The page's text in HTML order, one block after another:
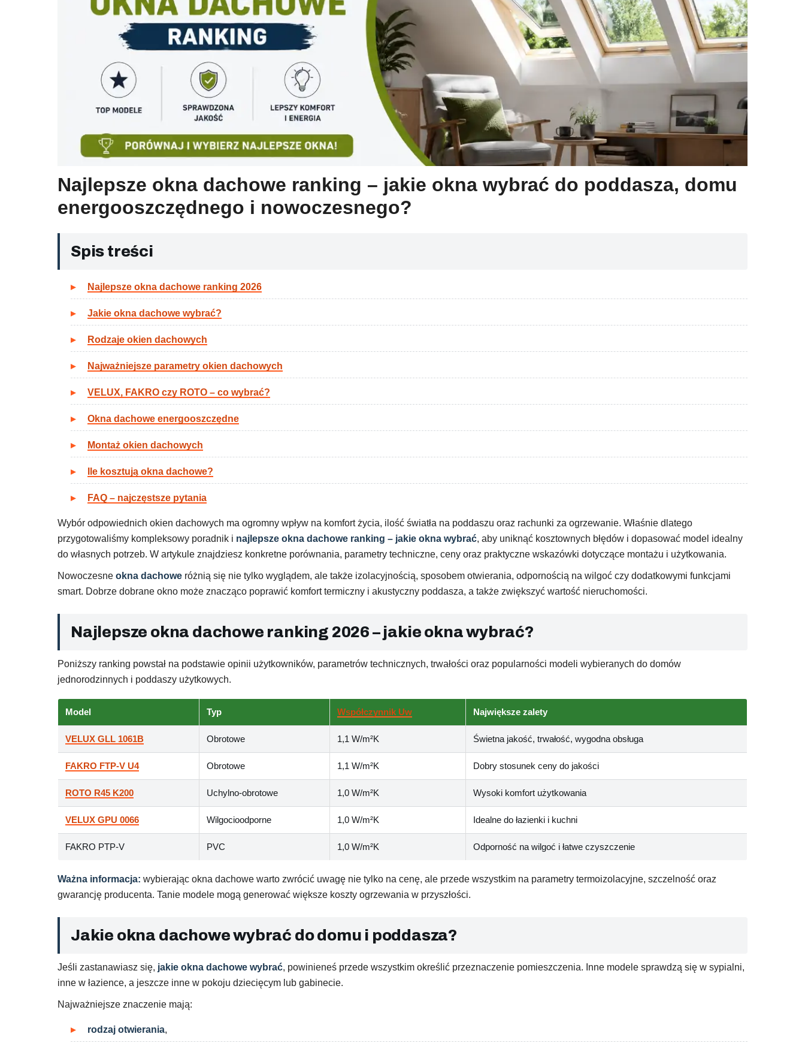
Najlepsze okna dachowe ranking – jakie okna wybrać do poddasza, domu
energooszczędnego i nowoczesnego?
Spis treści
Najlepsze okna dachowe ranking 2026
Jakie okna dachowe wybrać?
Rodzaje okien dachowych
Najważniejsze parametry okien dachowych
VELUX, FAKRO czy ROTO – co wybrać?
Okna dachowe energooszczędne
Montaż okien dachowych
Ile kosztują okna dachowe?
FAQ – najczęstsze pytania
Wybór odpowiednich okien dachowych ma ogromny wpływ na komfort życia, ilość światła na poddaszu oraz rachunki za ogrzewanie. Właśnie dlatego
przygotowaliśmy kompleksowy poradnik i najlepsze okna dachowe ranking – jakie okna wybrać, aby uniknąć kosztownych błędów i dopasować model idealny
do własnych potrzeb. W artykule znajdziesz konkretne porównania, parametry techniczne, ceny oraz praktyczne wskazówki dotyczące montażu i użytkowania.
Nowoczesne okna dachowe różnią się nie tylko wyglądem, ale także izolacyjnością, sposobem otwierania, odpornością na wilgoć czy dodatkowymi funkcjami
smart. Dobrze dobrane okno może znacząco poprawić komfort termiczny i akustyczny poddasza, a także zwiększyć wartość nieruchomości.
Najlepsze okna dachowe ranking 2026 – jakie okna wybrać?
Poniższy ranking powstał na podstawie opinii użytkowników, parametrów technicznych, trwałości oraz popularności modeli wybieranych do domów
jednorodzinnych i poddaszy użytkowych.
Model Typ Współczynnik Uw Największe zalety
VELUX GLL 1061B Obrotowe 1,1 W/m²K Świetna jakość, trwałość, wygodna obsługa
FAKRO FTP-V U4 Obrotowe 1,1 W/m²K Dobry stosunek ceny do jakości
ROTO R45 K200 Uchylno-obrotowe 1,0 W/m²K Wysoki komfort użytkowania
VELUX GPU 0066 Wilgocioodporne 1,0 W/m²K Idealne do łazienki i kuchni
FAKRO PTP-V PVC 1,0 W/m²K Odporność na wilgoć i łatwe czyszczenie
Ważna informacja: wybierając okna dachowe warto zwrócić uwagę nie tylko na cenę, ale przede wszystkim na parametry termoizolacyjne, szczelność oraz
gwarancję producenta. Tanie modele mogą generować większe koszty ogrzewania w przyszłości.
Jakie okna dachowe wybrać do domu i poddasza?
Jeśli zastanawiasz się, jakie okna dachowe wybrać, powinieneś przede wszystkim określić przeznaczenie pomieszczenia. Inne modele sprawdzą się w sypialni,
inne w łazience, a jeszcze inne w pokoju dziecięcym lub gabinecie.
Najważniejsze znaczenie mają:
rodzaj otwierania,